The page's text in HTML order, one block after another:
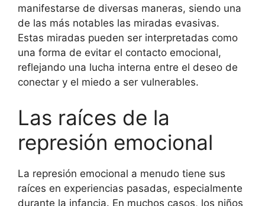
manifestarse de diversas maneras, siendo una
de las más notables las miradas evasivas.
Estas miradas pueden ser interpretadas como
una forma de evitar el contacto emocional,
reflejando una lucha interna entre el deseo de
conectar y el miedo a ser vulnerables.
Las raíces de la
represión emocional
La represión emocional a menudo tiene sus
raíces en experiencias pasadas, especialmente
durante la infancia. En muchos casos, los niños